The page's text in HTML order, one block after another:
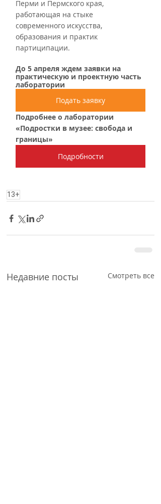
Перми и Пермского края,
работающая на стыке
современного искусства,
образования и практик
партиципации.
До 5 апреля ждем заявки на
практическую и проектную часть
лаборатории
Подать заявку
Подробнее о лаборатории
«Подростки в музее: свобода и
границы»
Подробности
13+
Недавние посты Смотреть все